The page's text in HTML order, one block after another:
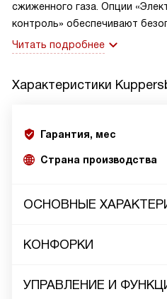
сжиженного газа. Опции
контроль» обеспечивают
Читать подробнее
Характеристики
Гарантия, мес
Страна производства
ОСНОВНЫЕ
КОНФОРКИ
УПРАВЛЕНИЕ И